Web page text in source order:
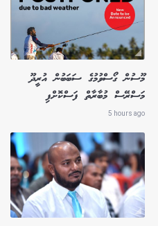
މޫސުން ގޯސްވުމުގެ ސަބަބުން އުރީދޫ
މަސްރޭސް މުބާރާތް ފަސްކޮށްފި
5 hours ago